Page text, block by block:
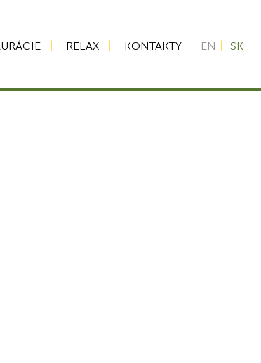
RELAX KONTAKTY EN SK